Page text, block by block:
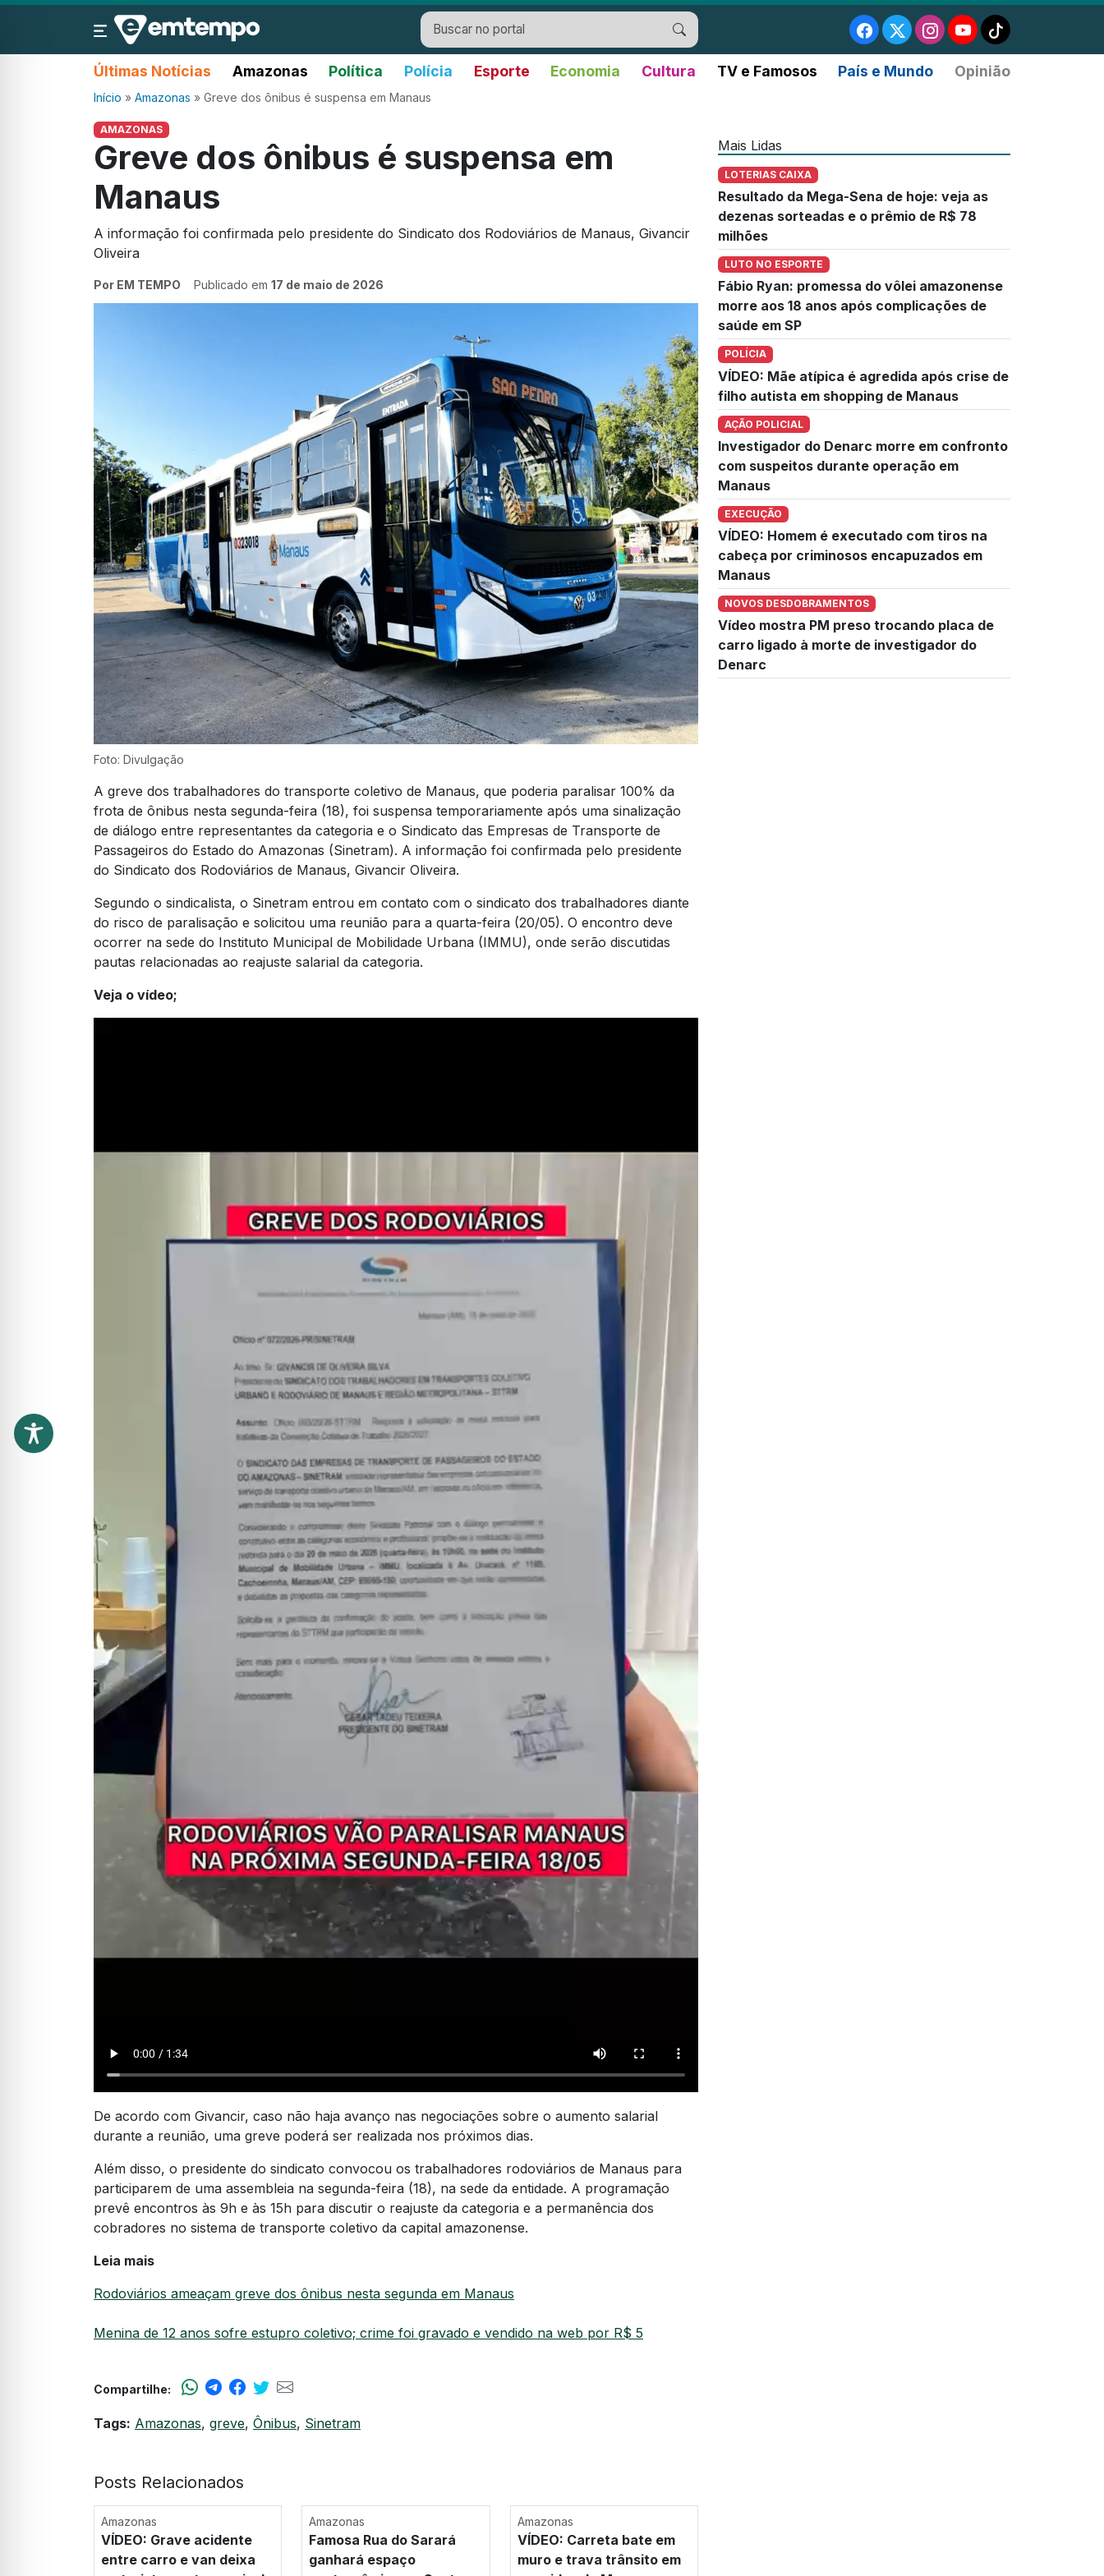
Últimas Notícias Amazonas Política Polícia Esporte Economia Cultura TV e Famosos País e Mundo Opinião
Início » Amazonas » Greve dos ônibus é suspensa em Manaus
AMAZONAS
Greve dos ônibus é suspensa em
Manaus
A informação foi confirmada pelo presidente do Sindicato dos Rodoviários de Manaus, Givancir
Oliveira
Por EM TEMPO Publicado em 17 de maio de 2026
Foto: Divulgação
A greve dos trabalhadores do transporte coletivo de Manaus, que poderia paralisar 100% da
frota de ônibus nesta segunda-feira (18), foi suspensa temporariamente após uma sinalização
de diálogo entre representantes da categoria e o Sindicato das Empresas de Transporte de
Passageiros do Estado do Amazonas (Sinetram). A informação foi confirmada pelo presidente
do Sindicato dos Rodoviários de Manaus, Givancir Oliveira.
Segundo o sindicalista, o Sinetram entrou em contato com o sindicato dos trabalhadores diante
do risco de paralisação e solicitou uma reunião para a quarta-feira (20/05). O encontro deve
ocorrer na sede do Instituto Municipal de Mobilidade Urbana (IMMU), onde serão discutidas
pautas relacionadas ao reajuste salarial da categoria.
Veja o vídeo;
De acordo com Givancir, caso não haja avanço nas negociações sobre o aumento salarial
durante a reunião, uma greve poderá ser realizada nos próximos dias.
Além disso, o presidente do sindicato convocou os trabalhadores rodoviários de Manaus para
participarem de uma assembleia na segunda-feira (18), na sede da entidade. A programação
prevê encontros às 9h e às 15h para discutir o reajuste da categoria e a permanência dos
cobradores no sistema de transporte coletivo da capital amazonense.
Leia mais
Rodoviários ameaçam greve dos ônibus nesta segunda em Manaus
Menina de 12 anos sofre estupro coletivo; crime foi gravado e vendido na web por R$ 5
Compartilhe:
Tags: Amazonas, greve, Ônibus, Sinetram
Posts Relacionados
Amazonas
VÍDEO: Grave acidente
entre carro e van deixa
Amazonas
Famosa Rua do Sarará
ganhará espaço
Amazonas
VÍDEO: Carreta bate em
muro e trava trânsito em
Mais Lidas
LOTERIAS CAIXA
Resultado da Mega-Sena de hoje: veja as
dezenas sorteadas e o prêmio de R$ 78
milhões
LUTO NO ESPORTE
Fábio Ryan: promessa do vôlei amazonense
morre aos 18 anos após complicações de
saúde em SP
POLÍCIA
VÍDEO: Mãe atípica é agredida após crise de
filho autista em shopping de Manaus
AÇÃO POLICIAL
Investigador do Denarc morre em confronto
com suspeitos durante operação em
Manaus
EXECUÇÃO
VÍDEO: Homem é executado com tiros na
cabeça por criminosos encapuzados em
Manaus
NOVOS DESDOBRAMENTOS
Vídeo mostra PM preso trocando placa de
carro ligado à morte de investigador do
Denarc